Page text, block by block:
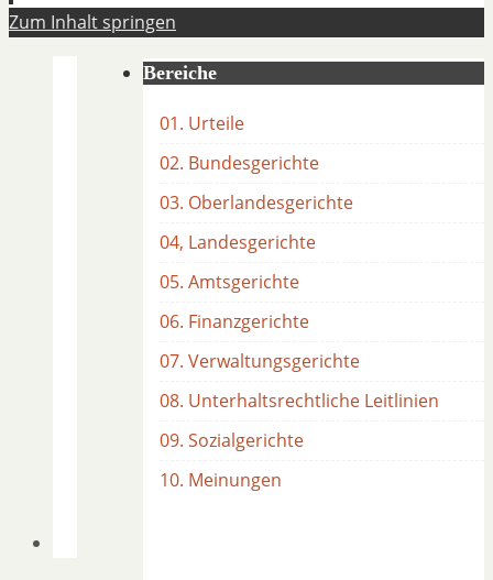
Zum Inhalt springen
Bereiche
01. Urteile
02. Bundesgerichte
03. Oberlandesgerichte
04, Landesgerichte
05. Amtsgerichte
06. Finanzgerichte
07. Verwaltungsgerichte
08. Unterhaltsrechtliche Leitlinien
09. Sozialgerichte
10. Meinungen